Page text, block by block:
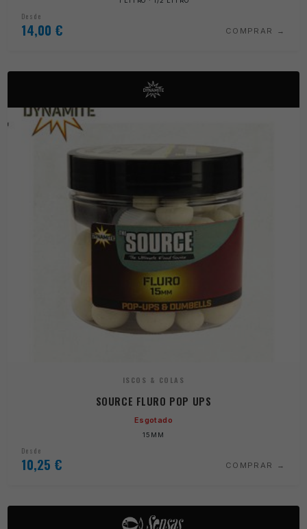
Desde
14,00 € COMPRAR
ISCOS & COLAS
SOURCE FLURO POP UPS
Esgotado
15MM
Desde
10,25 € COMPRAR